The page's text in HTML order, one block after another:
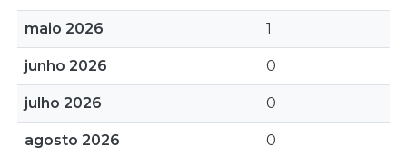
maio 2026 1
junho 2026 0
julho 2026 0
agosto 2026 0